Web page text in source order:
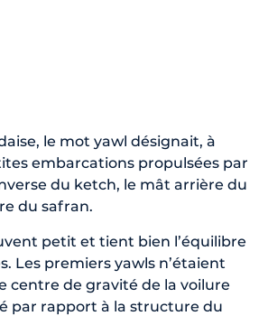
le mot yawl désignait, à
embarcations propulsées par
du ketch, le mât arrière du
du safran.
petit et tient bien l’équilibre
Les premiers yawls n’étaient
centre de gravité de la voilure
par rapport à la structure du